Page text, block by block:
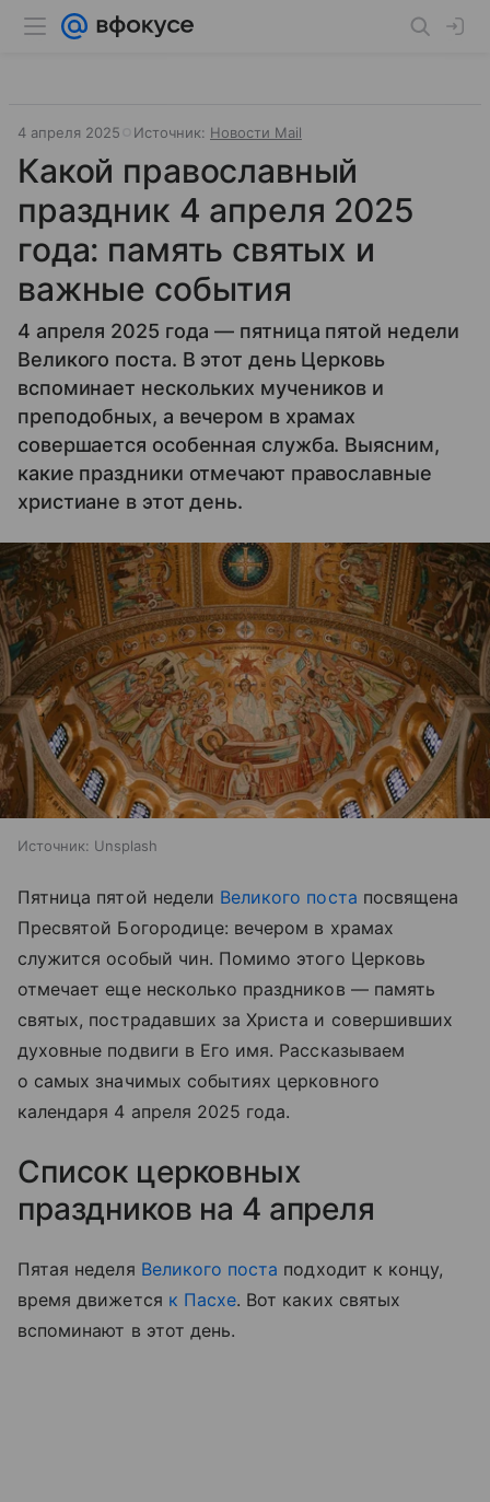
4 апреля 2025 Источник: Новости Mail
Какой православный
праздник 4 апреля 2025
года: память святых и
важные события
4 апреля 2025 года — пятница пятой недели
Великого поста. В этот день Церковь
вспоминает нескольких мучеников и
преподобных, а вечером в храмах
совершается особенная служба. Выясним,
какие праздники отмечают православные
христиане в этот день.
Источник: Unsplash
Пятница пятой недели Великого поста посвящена
Пресвятой Богородице: вечером в храмах
служится особый чин. Помимо этого Церковь
отмечает еще несколько праздников — память
святых, пострадавших за Христа и совершивших
духовные подвиги в Его имя. Рассказываем
о самых значимых событиях церковного
календаря 4 апреля 2025 года.
Список церковных
праздников на 4 апреля
Пятая неделя Великого поста подходит к концу,
время движется к Пасхе. Вот каких святых
вспоминают в этот день.